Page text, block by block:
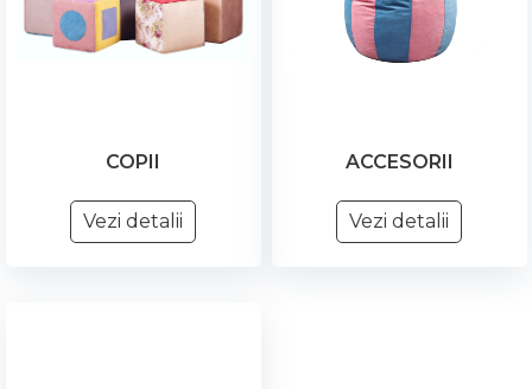
COPII
Vezi detalii
ACCESORII
Vezi detalii